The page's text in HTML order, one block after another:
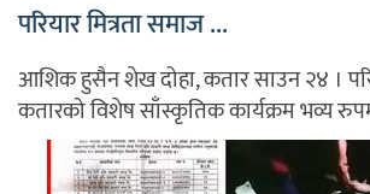
परियार मित्रता समाज ...
आशिक हुसैन शेख दोहा, कतार साउन २४ ।
कतारको विशेष साँस्कृतिक कार्यक्रम भव्य